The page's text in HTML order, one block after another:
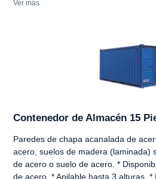
Ver más
Contenedor de Almacén 15
Paredes de chapa acanalada de
acero, suelos de madera (laminada)
de acero o suelo de acero. *
de acero. * Apilable hasta 3 alturas. *